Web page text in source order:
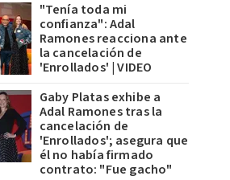
"Tenía toda mi
confianza": Adal
Ramones reacciona ante
la cancelación de
'Enrollados' | VIDEO
Gaby Platas exhibe a
Adal Ramones tras la
cancelación de
'Enrollados'; asegura que
él no había firmado
contrato: "Fue gacho"